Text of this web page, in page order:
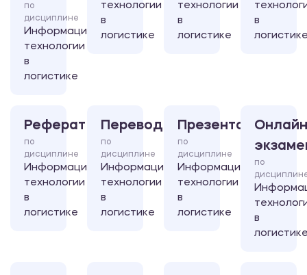
по
дисциплине
Информационные
технологии
в
логистике
технологии
в
логистике
технологии
в
логистике
в
Реферат
по
дисциплине
Информационные
технологии
в
логистике
Перевод
по
дисциплине
Информационные
технологии
в
логистике
Презентация
по
дисциплине
Информационные
технологии
в
логистике
по
в